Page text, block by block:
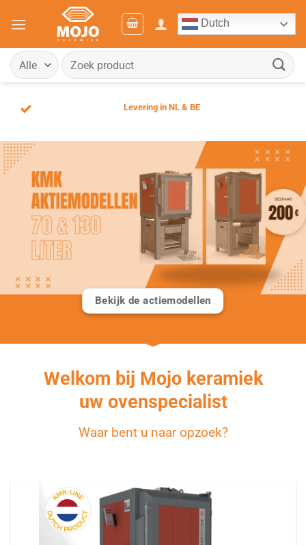
naar
Dutch
Zoeken
naar:
Levering in NL & BE
Bekijk de actiemodellen
Welkom bij Mojo keramiek
uw ovenspecialist
Waar bent u naar opzoek?